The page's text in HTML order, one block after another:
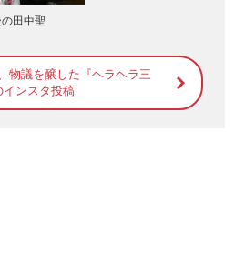
田中聖
物議を醸した『ヘラヘラ三
インスタ投稿